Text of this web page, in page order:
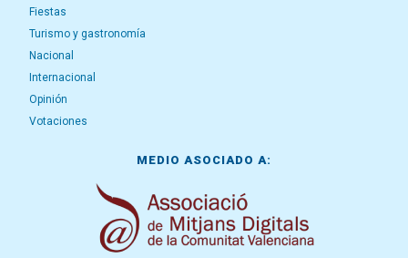
Fiestas
Turismo y gastronomía
Nacional
Internacional
Opinión
Votaciones
MEDIO ASOCIADO A: